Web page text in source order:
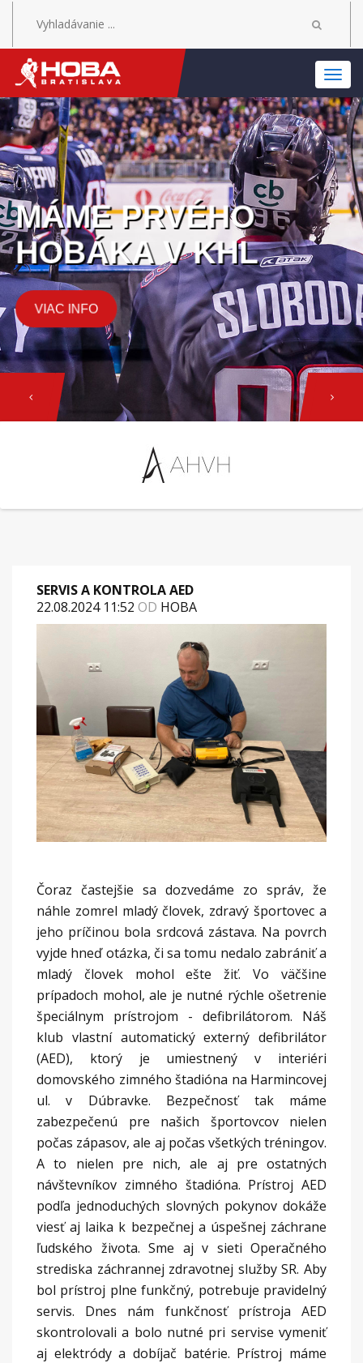
MÁME PRVÉHO
HOBÁKA V KHL
VIAC INFO
Previous Next
SERVIS A KONTROLA AED
22.08.2024 11:52 OD HOBA
Čoraz častejšie sa dozvedáme zo správ, že
náhle zomrel mladý človek, zdravý športovec a
jeho príčinou bola srdcová zástava. Na povrch
vyjde hneď otázka, či sa tomu nedalo zabrániť a
mladý človek mohol ešte žiť. Vo väčšine
prípadoch mohol, ale je nutné rýchle ošetrenie
špeciálnym prístrojom - defibrilátorom. Náš
klub vlastní automatický externý defibrilátor
(AED), ktorý je umiestnený v interiéri
domovského zimného štadióna na Harmincovej
ul. v Dúbravke. Bezpečnosť tak máme
zabezpečenú pre našich športovcov nielen
počas zápasov, ale aj počas všetkých tréningov.
A to nielen pre nich, ale aj pre ostatných
návštevníkov zimného štadióna. Prístroj AED
podľa jednoduchých slovných pokynov dokáže
viesť aj laika k bezpečnej a úspešnej záchrane
ľudského života. Sme aj v sieti Operačného
strediska záchrannej zdravotnej služby SR. Aby
bol prístroj plne funkčný, potrebuje pravidelný
servis. Dnes nám funkčnosť prístroja AED
skontrolovali a bolo nutné pri servise vymeniť
aj elektródy a dobíjač batérie. Prístroj máme